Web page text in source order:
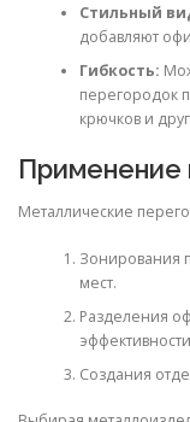
Стильный
добавляют
Гибкость:
перегородок
крючков и
Применение
Металлические
Зонирования
мест.
Разделения
Создания